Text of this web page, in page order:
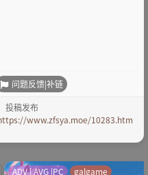
问题反馈|补链
投稿发布
www.zfsya.moe/10283.htm
ADV | AVG |PC galgame